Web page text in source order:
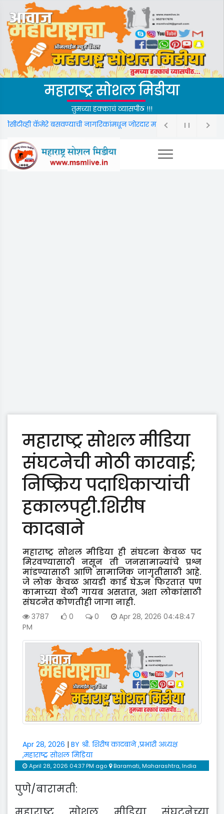
महाराष्ट्र सोशल मिडीया
तुमच्या हक्काचं व्यासपीठ !!!
बसवण्याची नागरिकांमधून जोरदार मागणी.
फक्त महाराष्ट्र नव्हे;
महाराष्ट्र सोशल मीडिया
संघटनेची मोठी कारवाई;
निष्क्रिय पदाधिकाऱ्यांची
हकालपट्टी.शिरीष
कादबाने
महाराष्ट्र सोशल मीडिया ही संघटना केवळ पद
मिरवण्यासाठी नसून ती जनसामान्यांचे प्रश्न
मांडण्यासाठी आणि सामाजिक जागृतीसाठी आहे.
जे लोक केवळ आयडी कार्ड घेऊन फिरतात पण
कामाच्या वेळी गायब असतात, अशा लोकांसाठी
संघटनेत कोणतीही जागा नाही.
3787 0 0
Apr 28, 2026 04:48:47
PM
Apr 28, 2026 | BY श्री. शिरीष कादबाने ,प्रभारी अध्यक्ष
,महाराष्ट्र सोशल मिडिया
April 28, 2026 04:37 PM ago Baramati, Maharashtra, India
पुणे/बारामती: